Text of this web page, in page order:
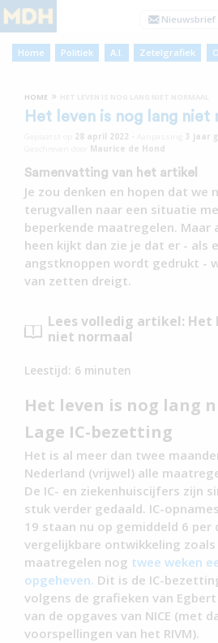
Home Politiek A.I. Zetelgrafiek
HOME »
Het leven is nog lang niet
28 april 2022 3 jaar
Maurice de Hond
Samenvatting van het artikel
Je zou denken en hopen dat we
terugvallen naar een situatie
beperkende maatregelen. Maar
heen kijkt dan zie je dat er - als
angstknoppen wordt gedrukt -
van zetten dreigt.
Lees volledig artikel: Het
niet normaal
Leestijd: 6 minuten
Het leven is nog lang
Lage IC-bezetting
Het is al meer dan twee
Nederland (vrijwel) alle
De IC- en ziekenhuiscijfers zijn
stuk verder gedaald. IC-
19 staan nu op gemiddeld 6 per
vergelijkbare ontwikkeling zoals
maatregelen nog twee weken
opgeheven. Dit is de IC-
volgens de grafieken van
van de opgaves van NICE (met
voorspellingen van het RIVM).